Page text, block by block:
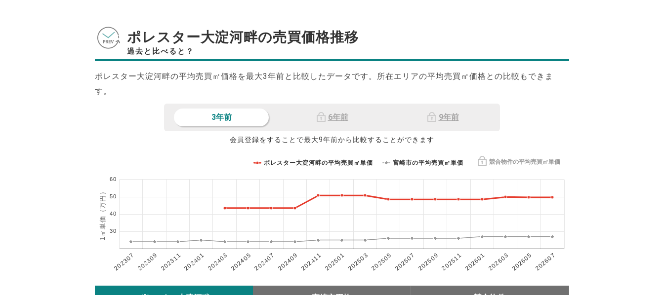
ポレスター大淀河畔の売買価格推移
過去と比べると？
ポレスター大淀河畔の平均売買㎡価格を最大3年前と比較したデータです。所在エリアの平均売買㎡価格との比較もできま
す。
3年前 6年前 9年前
会員登録をすることで最大9年前から比較することができます
競合物件の平均売買㎡単価
1㎡単価（万円）
ポレスター大淀河畔の平均売買㎡単価 宮崎市の平均売買㎡単価
202307 202309 202311202401202403 202405202407 202409 202411202501202503202505 202507 202509202511202601202603 202605 202607
30
40
50
60